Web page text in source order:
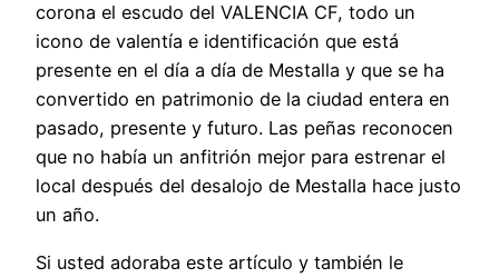
corona el escudo del VALENCIA CF, todo un
icono de valentía e identificación que está
presente en el día a día de Mestalla y que se ha
convertido en patrimonio de la ciudad entera en
pasado, presente y futuro. Las peñas reconocen
que no había un anfitrión mejor para estrenar el
local después del desalojo de Mestalla hace justo
un año.
Si usted adoraba este artículo y también le